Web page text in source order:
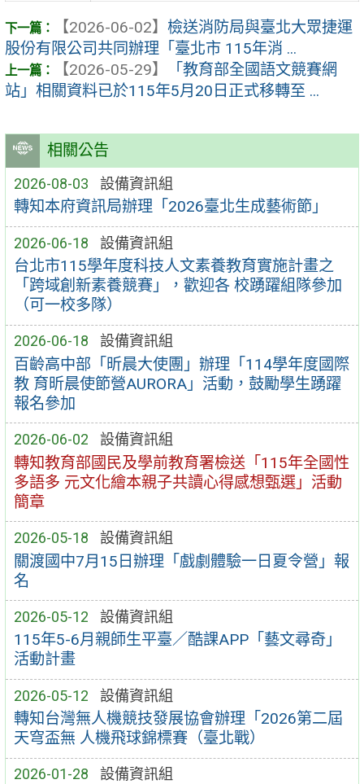
相關公告
2026-08-03 設備資訊組
轉知本府資訊局辦理「2026臺北生成藝術節」
2026-06-18 設備資訊組
台北市115學年度科技人文素養教育實施計畫之
「跨域創新素養競賽」，歡迎各 校踴躍組隊參加
（可一校多隊）
2026-06-18 設備資訊組
百齡高中部「昕晨大使團」辦理「114學年度國際
教 育昕晨使節營AURORA」活動，鼓勵學生踴躍
報名參加
2026-06-02 設備資訊組
轉知教育部國民及學前教育署檢送「115年全國性
多語多 元文化繪本親子共讀心得感想甄選」活動
簡章
2026-05-18 設備資訊組
關渡國中7月15日辦理「戲劇體驗一日夏令營」報
名
2026-05-12 設備資訊組
115年5-6月親師生平臺／酷課APP「藝文尋奇」
活動計畫
2026-05-12 設備資訊組
轉知台灣無人機競技發展協會辦理「2026第二屆
天穹盃無 人機飛球錦標賽（臺北戰）
2026-01-28 設備資訊組
【2026-06-02】 檢送消防局與臺北大眾捷運
股份有限公司共同辦理「臺北市 115年消 ...
【2026-05-29】
「教育部全國語文競賽網
站」相關資料已於115年5月20日正式移轉至 ...